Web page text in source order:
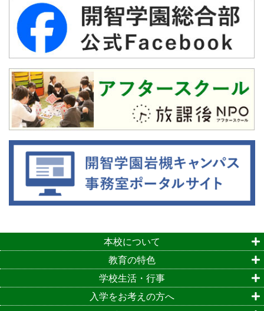
本校について
教育の特色
学校生活・行事
入学をお考えの方へ